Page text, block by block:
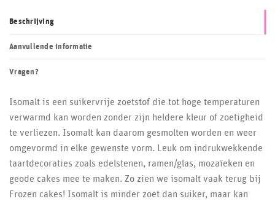
Beschrijving
Aanvullende informatie
Vragen?
Isomalt is een suikervrije zoetstof die tot hoge temperaturen
verwarmd kan worden zonder zijn heldere kleur of zoetigheid
te verliezen. Isomalt kan daarom gesmolten worden en weer
omgevormd in elke gewenste vorm. Leuk om indrukwekkende
taartdecoraties zoals edelstenen, ramen/glas, mozaïeken en
geode cakes mee te maken. Zo zien we isomalt vaak terug bij
Frozen cakes! Isomalt is minder zoet dan suiker, maar kan